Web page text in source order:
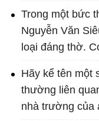
Trong một bức
Nguyễn Văn
loại đáng thờ.
Hãy kể tên một
thường liên
nhà trường của